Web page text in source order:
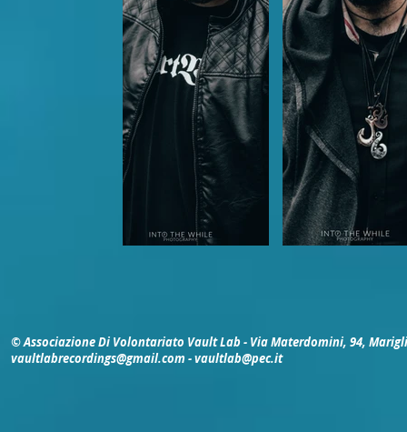
© Associazione Di Volontariato Vault Lab - Via Materdomini, 94,
vaultlabrecordings@gmail.com -vaultlab@pec.it